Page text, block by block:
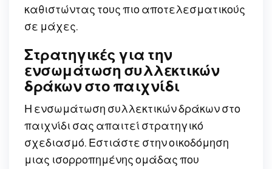
καθιστώντας τους πιο αποτελεσματικούς
σε μάχες.
Στρατηγικές για την
ενσωμάτωση συλλεκτικών
δράκων στο παιχνίδι
Η ενσωμάτωση συλλεκτικών δράκων στο
παιχνίδι σας απαιτεί στρατηγικό
σχεδιασμό. Εστιάστε στην οικοδόμηση
μιας ισορροπημένης ομάδας που